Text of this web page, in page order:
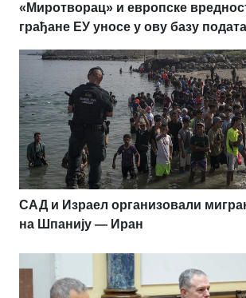
«Миротворац» и европске
грађане ЕУ уносе у ову базу
САД и Израел организовали
на Шпанију — Иран